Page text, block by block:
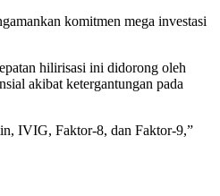
komitmen mega investasi
hilirisasi ini didorong oleh
akibat ketergantungan pada
IVIG, Faktor-8, dan Faktor-9,”